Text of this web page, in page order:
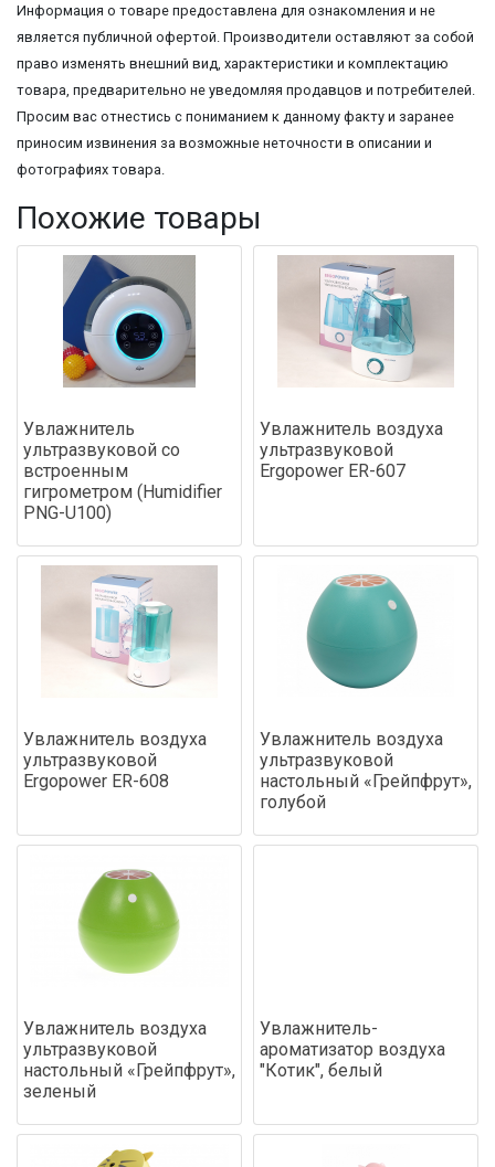
Информация о товаре предоставлена для ознакомления и не
является публичной офертой. Производители оставляют за собой
право изменять внешний вид, характеристики и комплектацию
товара, предварительно не уведомляя продавцов и потребителей.
Просим вас отнестись с пониманием к данному факту и заранее
приносим извинения за возможные неточности в описании и
фотографиях товара.
Похожие товары
Увлажнитель
ультразвуковой со
встроенным
гигрометром (Humidifier
PNG-U100)
Увлажнитель воздуха
ультразвуковой
Ergopower ER-607
Увлажнитель воздуха
ультразвуковой
Ergopower ER-608
Увлажнитель воздуха
ультразвуковой
настольный «Грейпфрут»,
голубой
Увлажнитель воздуха
ультразвуковой
настольный «Грейпфрут»,
зеленый
Увлажнитель-
ароматизатор воздуха
"Котик", белый